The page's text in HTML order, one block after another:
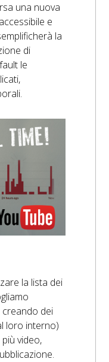
una nuova
e
la
di
le
la lista dei
dei
loro interno)
video,